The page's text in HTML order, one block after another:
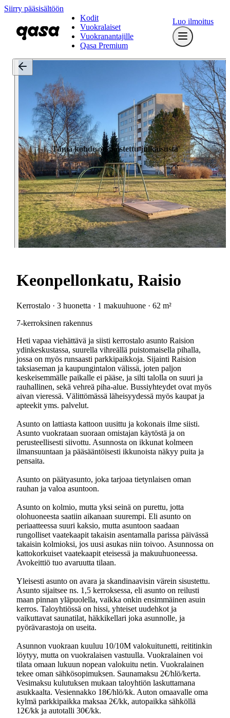
Siirry pääsisältöön
Kodit
Vuokralaiset
Vuokranantajille
Qasa Premium
Luo ilmoitus
Tämä kohde on poistettu julkaisusta
Keonpellonkatu, Raisio
Kerrostalo · 3 huonetta · 1 makuuhuone · 62 m²
7-kerroksinen rakennus
Heti vapaa viehättävä ja siisti kerrostalo asunto Raision
ydinkeskustassa, suurella vihreällä puistomaisella pihalla,
jossa on myös runsaasti parkkipaikkoja. Sijainti Raision
taksiaseman ja kaupungintalon välissä, joten paljon
keskeisemmälle paikalle ei pääse, ja silti talolla on suuri ja
rauhallinen, sekä vehreä piha-alue. Bussiyhteydet ovat myös
aivan vieressä. Välittömässä läheisyydessä myös kaupat ja
apteekit yms. palvelut.
Asunto on lattiasta kattoon uusittu ja kokonais ilme siisti.
Asunto vuokrataan suoraan omistajan käytöstä ja on
perusteellisesti siivottu. Asunnosta on ikkunat kolmeen
ilmansuuntaan ja pääsääntöisesti ikkunoista näkyy puita ja
pensaita.
Asunto on päätyasunto, joka tarjoaa tietynlaisen oman
rauhan ja valoa asuntoon.
Asunto on kolmio, mutta yksi seinä on purettu, jotta
olohuoneesta saatiin aikanaan suurempi. Eli asunto on
periaatteessa suuri kaksio, mutta asuntoon saadaan
rungolliset vaatekaapit takaisin asentamalla parissa päivässä
takaisin kolmioksi, jos uusi asukas niin toivoo. Asunnossa on
kattokorkuiset vaatekaapit eteisessä ja makuuhuoneessa.
Avokeittiö tuo avaruutta tilaan.
Yleisesti asunto on avara ja skandinaavisin värein sisustettu.
Asunto sijaitsee ns. 1,5 kerroksessa, eli asunto on reilusti
maan pinnan yläpuolella, vaikka onkin ensimmäinen asuin
kerros. Taloyhtiössä on hissi, yhteiset uudehkot ja
vaikuttavat saunatilat, häkkikellari joka asunnolle, ja
pyörävarastoja on useita.
Asunnon vuokraan kuuluu 10/10M valokuitunetti, reititinkin
löytyy, mutta on vuokralaisen vastuulla. Vuokralainen voi
tilata omaan lukuun nopean valokuitu netin. Vuokralainen
tekee oman sähkösopimuksen. Saunamaksu 2€/hlö/kerta.
Vesimaksu kulutuksen mukaan taloyhtiön laskuttamana
asukkaalta. Vesiennakko 18€/hlö/kk. Auton omaavalle oma
kylmä parkkipaikka maksaa 2€/kk, autopaikka sähköllä
12€/kk ja autotalli 30€/kk.